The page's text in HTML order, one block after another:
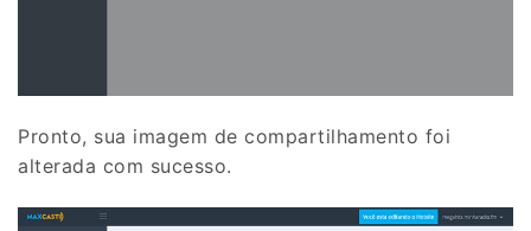
Pronto, sua imagem de compartilhamento foi
alterada com sucesso.